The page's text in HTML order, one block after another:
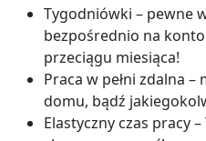
Tygodniówki – pewne
bezpośrednio na
przeciągu miesiąca!
Praca w pełni zdalna
domu, bądź
Elastyczny czas pracy